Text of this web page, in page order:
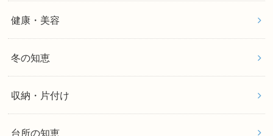
健康・美容
冬の知恵
収納・片付け
台所の知恵